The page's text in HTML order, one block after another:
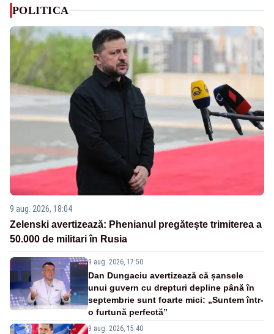
POLITICA
9 aug. 2026, 18:04
Zelenski avertizează: Phenianul pregătește trimiterea a
50.000 de militari în Rusia
9 aug. 2026, 17:50
Dan Dungaciu avertizează că șansele
unui guvern cu drepturi depline până în
septembrie sunt foarte mici: „Suntem într-
o furtună perfectă”
9 aug. 2026, 15:40